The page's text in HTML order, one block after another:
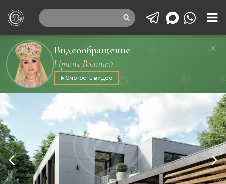
Видеообращение
Ирины Волиной
Смотреть видео